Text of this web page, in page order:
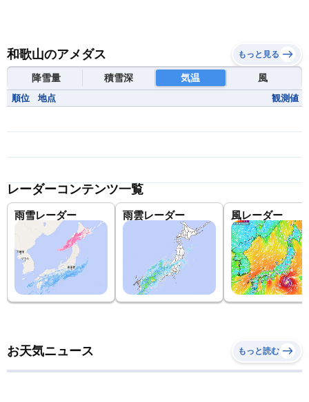
和歌山のアメダス もっと見る
降雪量 積雪深 気温 風
順位 地点 観測値
レーダーコンテンツ一覧
雨雪レーダー 雨雲レーダー 風レーダー
お天気ニュース もっと読む